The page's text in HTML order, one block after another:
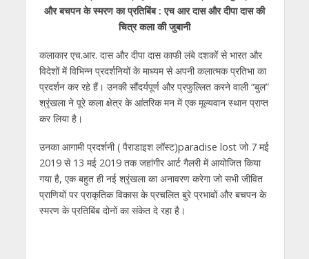
A
p
p
o
o
k
er gr
a
m
e
n
g
er
dI
n
और बचपन के स्मरण का प्रतिबिंब : एच आर दास और दीपा दास की
चित्र कला की जुबानी
कलाकार एच.आर. दास और दीपा दास काफी लंबे दशकों से भारत और
विदेशों में विभिन्न प्रदर्शनियों के माध्यम से अपनी कलात्मक प्रतिभा का
प्रदर्शन कर रहे हैं। उनकी सौंदर्यपूर्ण और प्रफुल्लित करने वाली “बुल”
श्रृंखला ने पूरे कला क्षेत्र के आंतरिक मन में एक मूल्यवान स्थान प्राप्त
कर लिया है।
उनका आगामी प्रदर्शनी ( पैराडाइश लॉस्ट)paradise lost जो 7 मई
2019 से 13 मई 2019 तक जहांगीर आर्ट गैलरी में आयोजित किया
गया है, एक बहुत ही नई श्रृंखला का अनावरण करेगा जो सभी जीवित
प्राणियों पर प्राकृतिक विकास के प्रचलित बुरे प्रभावों और बचपन के
स्मरण के प्रतिबिंब दोनों का संकेत दे रहा है।